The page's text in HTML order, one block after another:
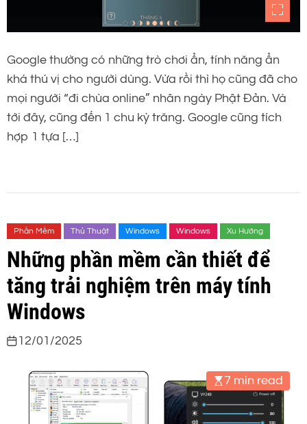
Google thường có những trò chơi ẩn, tính năng ẩn
khá thú vị cho người dùng. Vừa rồi thì họ cũng đã cho
mọi người “đi chùa online” nhân ngày Phật Đản. Và
tới đây, cũng đến 1 chu kỳ trăng. Google cũng tích
hợp 1 tựa […]
Phần Mềm Thủ Thuật Windows Windows Xu Hướng
Những phần mềm cần thiết để
tăng trải nghiệm trên máy tính
Windows
12/01/2025
7 min read